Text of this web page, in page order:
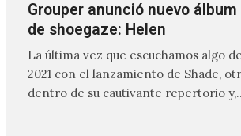
Grouper anunció nuevo
de shoegaze: Helen
La última vez que escuchamos algo
2021 con el lanzamiento de Shade,
dentro de su cautivante repertorio